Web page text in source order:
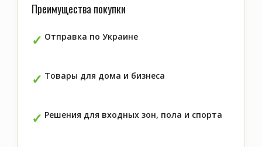
Преимущества покупки
Отправка по Украине
Товары для дома и бизнеса
Решения для входных зон, пола и спорта